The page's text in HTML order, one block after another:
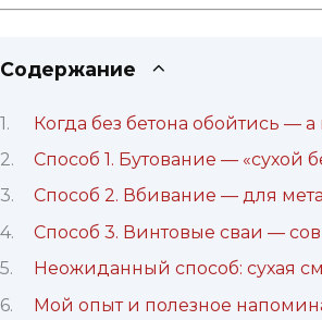
Содержание
Когда без бетона обойтись — а
Способ 1. Бутование — «сухой
Способ 2. Вбивание — для
Способ 3. Винтовые сваи —
Неожиданный способ: сухая
Мой опыт и полезное